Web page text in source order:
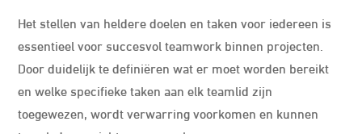
Het stellen van heldere doelen en taken voor iedereen is
essentieel voor succesvol teamwork binnen projecten.
Door duidelijk te definiëren wat er moet worden bereikt
en welke specifieke taken aan elk teamlid zijn
toegewezen, wordt verwarring voorkomen en kunnen